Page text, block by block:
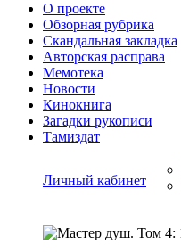
О проекте
Обзорная рубрика
Скандальная закладка
Авторская расправа
Мемотека
Новости
Кинокнига
Загадки рукописи
Тамиздат
Личный кабинет